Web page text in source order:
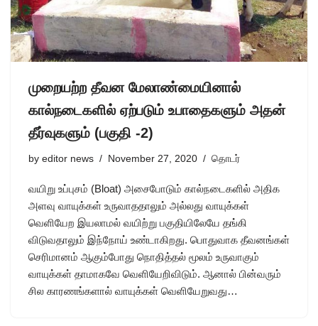
முறையற்ற தீவன மேலாண்மையினால்
கால்நடைகளில் ஏற்படும் உபாதைகளும் அதன்
தீர்வுகளும் (பகுதி -2)
by editor news November 27, 2020 தொடர்
வயிறு உப்புசம் (Bloat) அசைபோடும் கால்நடைகளில் அதிக
அளவு வாயுக்கள் உருவாததாலும் அல்லது வாயுக்கள்
வெளியேற இயலாமல் வயிற்று பகுதியிலேயே தங்கி
விடுவதாலும் இந்நோய் உண்டாகிறது. பொதுவாக தீவனங்கள்
செரிமானம் ஆகும்போது நொதித்தல் மூலம் உருவாகும்
வாயுக்கள் தாமாகவே வெளியேறிவிடும். ஆனால் பின்வரும்
சில காரணங்களால் வாயுக்கள் வெளியேறுவது…